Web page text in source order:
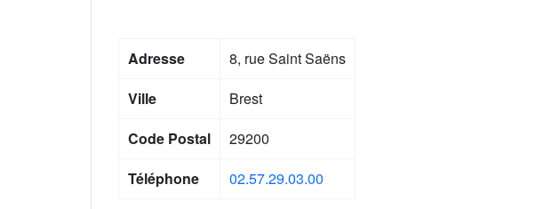
Adresse
8, rue Saint Saëns
Ville
Brest
Code Postal
29200
Téléphone
02.57.29.03.00